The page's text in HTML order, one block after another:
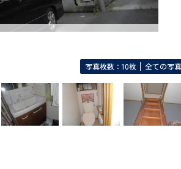
写真枚数：10枚 全ての写